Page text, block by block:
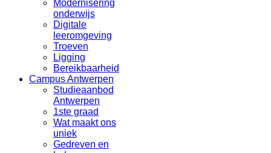
Modernisering
onderwijs
Digitale
leeromgeving
Troeven
Ligging
Bereikbaarheid
Campus Antwerpen
Studieaanbod
Antwerpen
1ste graad
Wat maakt ons
uniek
Gedreven en